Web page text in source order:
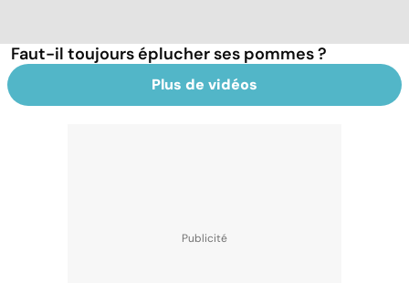
Faut-il toujours éplucher ses pommes ?
Plus de vidéos